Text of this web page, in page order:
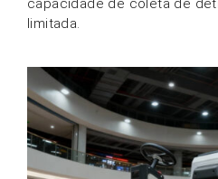
capacidade de coleta de
limitada.